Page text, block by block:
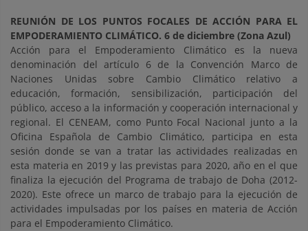
REUNIÓN DE LOS PUNTOS FOCALES DE ACCIÓN PARA EL
EMPODERAMIENTO CLIMÁTICO. 6 de diciembre (Zona Azul)
Acción para el Empoderamiento Climático es la nueva
denominación del artículo 6 de la Convención Marco de
Naciones Unidas sobre Cambio Climático relativo a
educación, formación, sensibilización, participación del
público, acceso a la información y cooperación internacional y
regional. El CENEAM, como Punto Focal Nacional junto a la
Oficina Española de Cambio Climático, participa en esta
sesión donde se van a tratar las actividades realizadas en
esta materia en 2019 y las previstas para 2020, año en el que
finaliza la ejecución del Programa de trabajo de Doha (2012-
2020). Este ofrece un marco de trabajo para la ejecución de
actividades impulsadas por los países en materia de Acción
para el Empoderamiento Climático.